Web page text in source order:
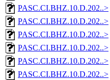
PASC.CI.BHZ.10.D.202..>
PASC.CI.BHZ.10.D.202..>
PASC.CI.BHZ.10.D.202..>
PASC.CI.BHZ.10.D.202..>
PASC.CI.BHZ.10.D.202..>
PASC.CI.BHZ.10.D.202..>